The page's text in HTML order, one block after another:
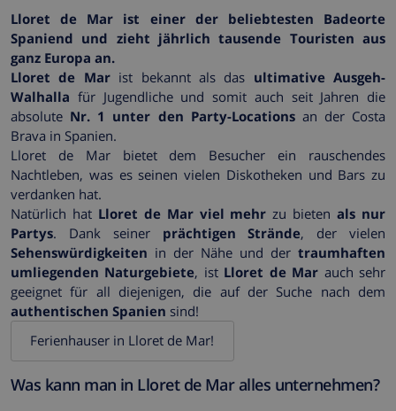
Lloret de Mar ist einer der beliebtesten Badeorte
Spaniend und zieht jährlich tausende Touristen aus
ganz Europa an.
Lloret de Marist bekannt als das ultimative Ausgeh-
Walhalla für Jugendliche und somit auch seit Jahren die
absolute Nr. 1 unter den Party-Locationsan der Costa
Brava in Spanien.
Lloret de Mar bietet dem Besucher ein rauschendes
Nachtleben, was es seinen vielen Diskotheken und Bars zu
verdanken hat.
Natürlich hat Lloret de Mar viel mehr zu bietenals nur
Partys. Dank seiner prächtigen Strände, der vielen
Sehenswürdigkeiten in der Nähe und der traumhaften
umliegenden Naturgebiete, ist Lloret de Mar auch sehr
geeignet für all diejenigen, die auf der Suche nach dem
authentischen Spanien sind!
Ferienhauser in Lloret de Mar!
Was kann man in Lloret de Mar alles unternehmen?